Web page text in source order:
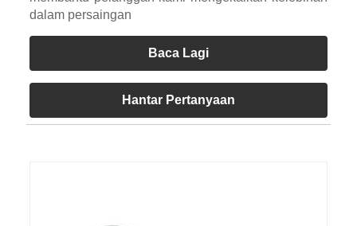
dalam persaingan
Baca Lagi
Hantar Pertanyaan